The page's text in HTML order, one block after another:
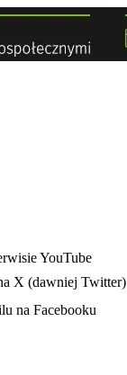
YouTube
X (dawniej Twitter)
na Facebooku